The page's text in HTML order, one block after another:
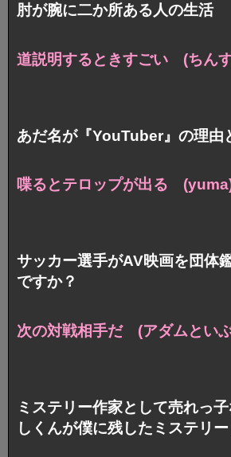
肘が腕に二か所ある人の生活
道説明するときすごい (ちん
あだ名が『YouTuber』の理由
喋るとテロップが出る
サッカー選手がAV映画を団体
ですか？
次の対戦相手だ (アダムとい
ミステリー作家として売れっ
しくんが僕に残したミステリー